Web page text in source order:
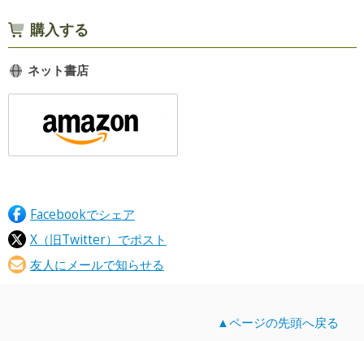
購入する
ネット書店
Facebookでシェア
X（旧Twitter）でポスト
友人にメールで知らせる
▲ページの先頭へ戻る